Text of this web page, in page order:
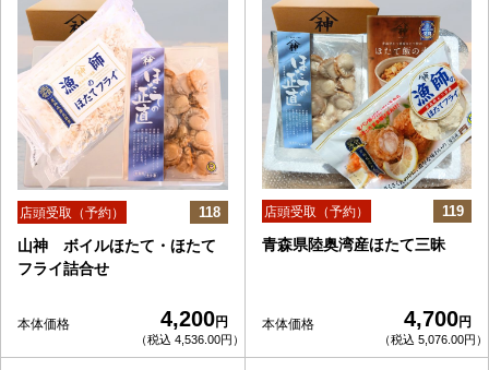
店頭受取（予約） 118
山神 ボイルほたて・ほたて
フライ詰合せ
本体価格 4,200円
（税込 4,536.00円）
店頭受取（予約） 119
青森県陸奥湾産ほたて三昧
本体価格 4,700円
（税込 5,076.00円）